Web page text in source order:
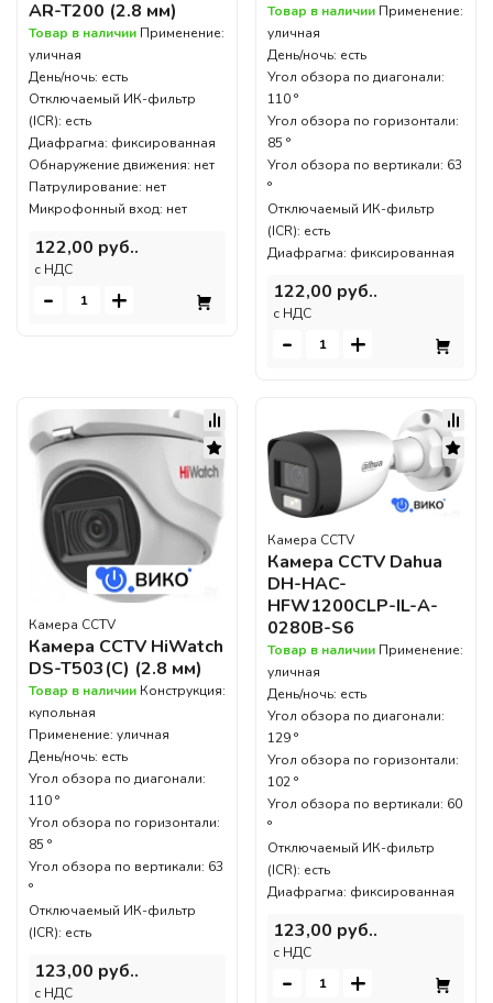
AR-T200 (2.8 мм)
Товар в наличии Применение:
уличная
День/ночь: есть
Отключаемый ИК-фильтр
(ICR): есть
Диафрагма: фиксированная
Обнаружение движения: нет
Патрулирование: нет
Микрофонный вход: нет
122,00 руб..
c НДС
- +
Товар в наличии Применение:
уличная
День/ночь: есть
Угол обзора по диагонали:
110 °
Угол обзора по горизонтали:
85 °
Угол обзора по вертикали: 63
°
Отключаемый ИК-фильтр
(ICR): есть
Диафрагма: фиксированная
122,00 руб..
c НДС
- +
Камера CCTV
Камера CCTV HiWatch
DS-T503(C) (2.8 мм)
Товар в наличии Конструкция:
купольная
Применение: уличная
День/ночь: есть
Угол обзора по диагонали:
110 °
Угол обзора по горизонтали:
85 °
Угол обзора по вертикали: 63
°
Отключаемый ИК-фильтр
(ICR): есть
123,00 руб..
c НДС
Камера CCTV
Камера CCTV Dahua
DH-HAC-
HFW1200CLP-IL-A-
0280B-S6
Товар в наличии Применение:
уличная
День/ночь: есть
Угол обзора по диагонали:
129 °
Угол обзора по горизонтали:
102 °
Угол обзора по вертикали: 60
°
Отключаемый ИК-фильтр
(ICR): есть
Диафрагма: фиксированная
123,00 руб..
c НДС
- +